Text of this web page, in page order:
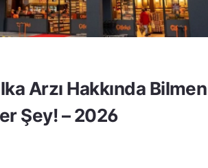
Arzı Hakkında Bilmen
Şey! – 2026